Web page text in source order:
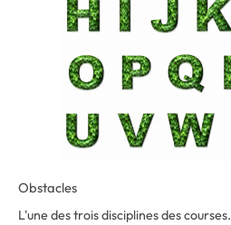
Obstacles
L'une des trois disciplines des courses.